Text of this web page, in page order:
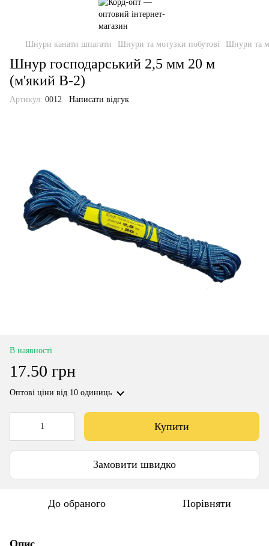
Шнури канати шпагати Шнури та мотузки побутові Шнури та
Шнур господарський 2,5 мм 20 м
(м'який В-2)
Артикул: 0012 Написати відгук
В наявності
17.50 грн
Оптові ціни від 10 одиниць
Купити
Замовити швидко
До обраного Порівняти
Опис